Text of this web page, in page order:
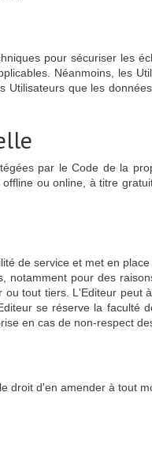
pour sécuriser les
Néanmoins, les
que les
par le Code de la
ou online, à titre
de service et met en
notamment pour des
tout tiers. L'Editeur
se réserve la faculté
en cas de non-respect
droit d'en amender à tout